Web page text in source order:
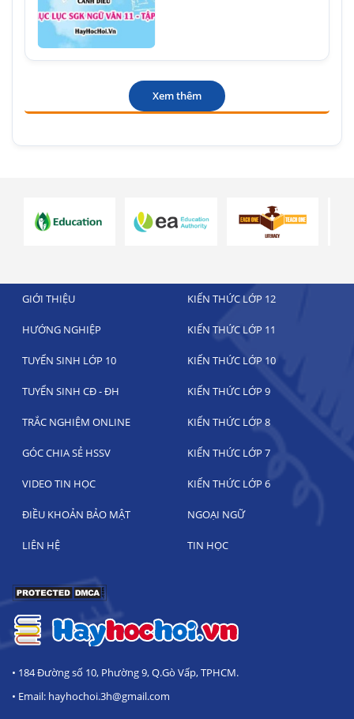
Xem thêm
GIỚI THIỆU KIẾN THỨC LỚP 12
HƯỚNG NGHIỆP KIẾN THỨC LỚP 11
TUYỂN SINH LỚP 10 KIẾN THỨC LỚP 10
TUYỂN SINH CĐ - ĐH KIẾN THỨC LỚP 9
TRẮC NGHIỆM ONLINE KIẾN THỨC LỚP 8
GÓC CHIA SẺ HSSV KIẾN THỨC LỚP 7
VIDEO TIN HỌC KIẾN THỨC LỚP 6
ĐIỀU KHOẢN BẢO MẬT NGOẠI NGỮ
LIÊN HỆ TIN HỌC
• 184 Đường số 10, Phường 9, Q.Gò Vấp, TPHCM.
• Email: hayhochoi.3h@gmail.com